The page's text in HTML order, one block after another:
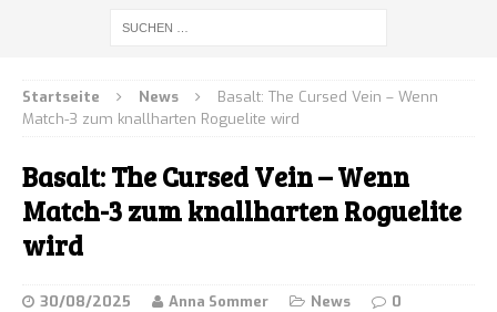
Startseite News
Basalt: The Cursed Vein – Wenn
Match-3 zum knallharten Roguelite wird
Basalt: The Cursed Vein – Wenn
Match-3 zum knallharten Roguelite
wird
30/08/2025 Anna Sommer News 0